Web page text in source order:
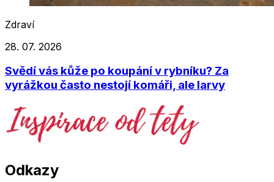
Zdraví
28. 07. 2026
Svědí vás kůže po koupání v rybníku? Za
vyrážkou často nestojí komáři, ale larvy
Odkazy